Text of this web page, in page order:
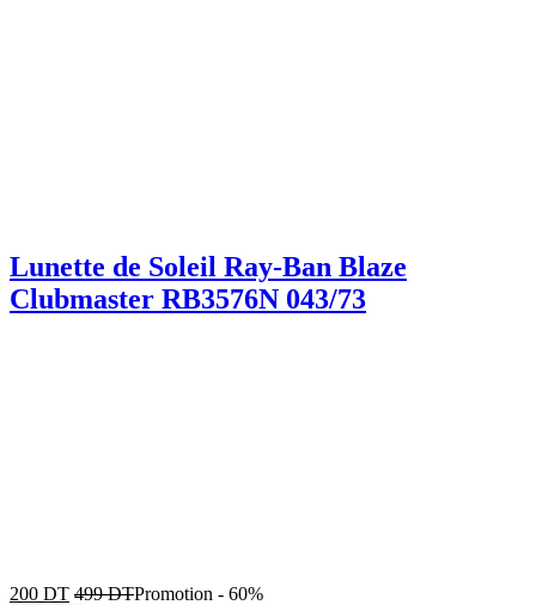
Lunette de Soleil Ray-Ban Blaze
Clubmaster RB3576N 043/73
200 DT 499DTPromotion - 60%